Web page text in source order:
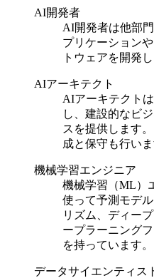
AI開発者
AI開発者は他部
プリケーション
トウェアを開発し
AIアーキテクト
AIアーキテクト
し、建設的なビ
スを提供します
成と保守も行いま
機械学習エンジニア
機械学習（ML）
使って予測モデ
リズム、ディー
ープラーニング
を持っています。
データサイエンティス